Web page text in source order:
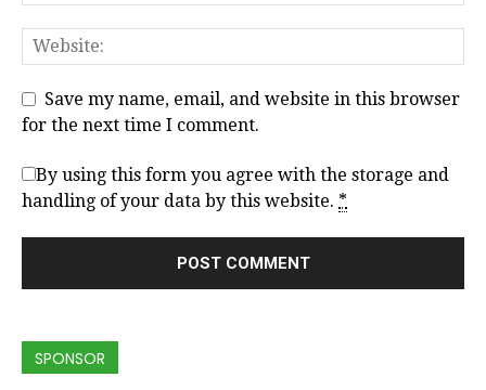
Save my name, email, and website in this browser
for the next time I comment.
By using this form you agree with the storage and
handling of your data by this website. *
SPONSOR